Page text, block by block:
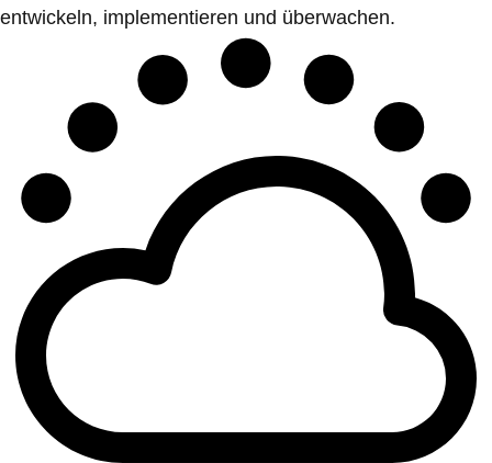
entwickeln, implementieren und überwachen.